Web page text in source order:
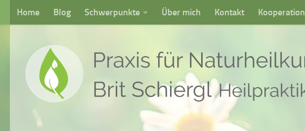
Skip to content
Home Blog Schwerpunkte Über mich Kontakt Kooperation